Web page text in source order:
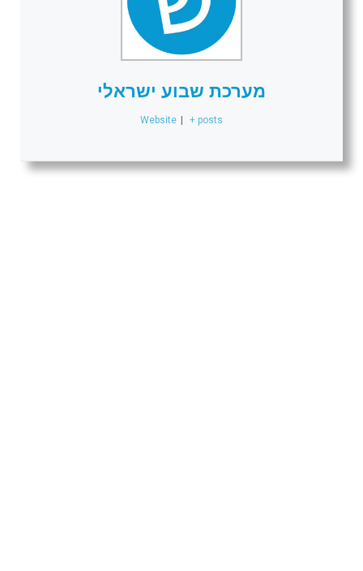
מערכת שבוע ישראלי
Website | + posts